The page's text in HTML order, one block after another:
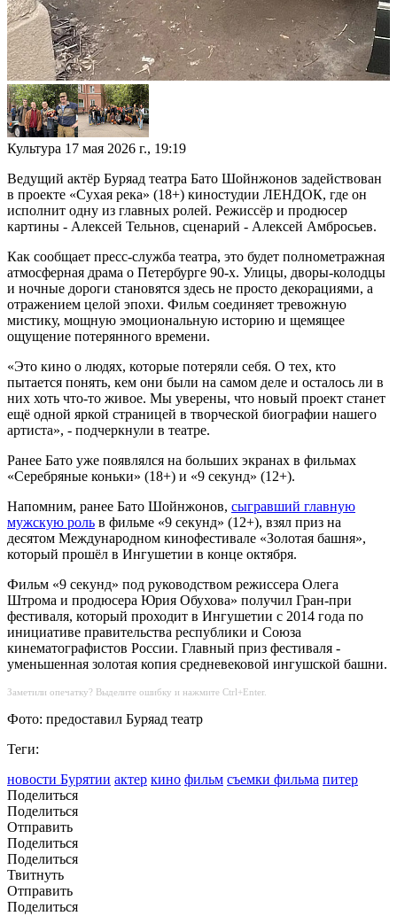
Культура 17 мая 2026 г., 19:19
Ведущий актёр Буряад театра Бато Шойнжонов задействован
в проекте «Сухая река» (18+) киностудии ЛЕНДОК, где он
исполнит одну из главных ролей. Режиссёр и продюсер
картины - Алексей Тельнов, сценарий - Алексей Амбросьев.
Как сообщает пресс-служба театра, это будет полнометражная
атмосферная драма о Петербурге 90-х. Улицы, дворы-колодцы
и ночные дороги становятся здесь не просто декорациями, а
отражением целой эпохи. Фильм соединяет тревожную
мистику, мощную эмоциональную историю и щемящее
ощущение потерянного времени.
«Это кино о людях, которые потеряли себя. О тех, кто
пытается понять, кем они были на самом деле и осталось ли в
них хоть что-то живое. Мы уверены, что новый проект станет
ещё одной яркой страницей в творческой биографии нашего
артиста», - подчеркнули в театре.
Ранее Бато уже появлялся на больших экранах в фильмах
«Серебряные коньки» (18+) и «9 секунд» (12+).
Напомним, ранее Бато Шойнжонов, сыгравший главную
мужскую роль в фильме «9 секунд» (12+), взял приз на
десятом Международном кинофестивале «Золотая башня»,
который прошёл в Ингушетии в конце октября.
Фильм «9 секунд» под руководством режиссера Олега
Штрома и продюсера Юрия Обухова» получил Гран-при
фестиваля, который проходит в Ингушетии с 2014 года по
инициативе правительства республики и Союза
кинематографистов России. Главный приз фестиваля -
уменьшенная золотая копия средневековой ингушской башни.
Заметили опечатку? Выделите ошибку и нажмите Ctrl+Enter.
Фото: предоставил Буряад театр
Теги:
новости Бурятии актер кино фильм съемки фильма питер
Поделиться
Поделиться
Отправить
Поделиться
Поделиться
Твитнуть
Отправить
Поделиться